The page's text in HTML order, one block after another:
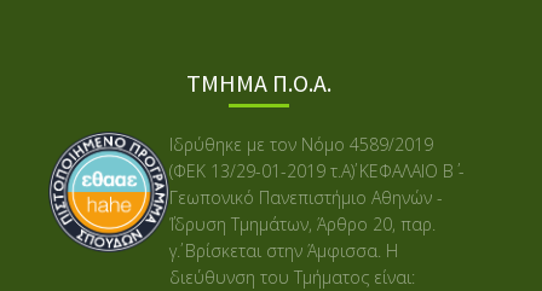
ΤΜΗΜΑ Π.Ο.Α.
Ιδρύθηκε με τον Νόμο 4589/2019
(ΦΕΚ 13/29-01-2019 τ.Α΄) ΚΕΦΑΛΑΙΟ Β΄ -
Γεωπονικό Πανεπιστήμιο Αθηνών -
΄Ίδρυση Τμημάτων, Άρθρο 20, παρ.
γ΄. Βρίσκεται στην Άμφισσα. Η
διεύθυνση του Τμήματος είναι: